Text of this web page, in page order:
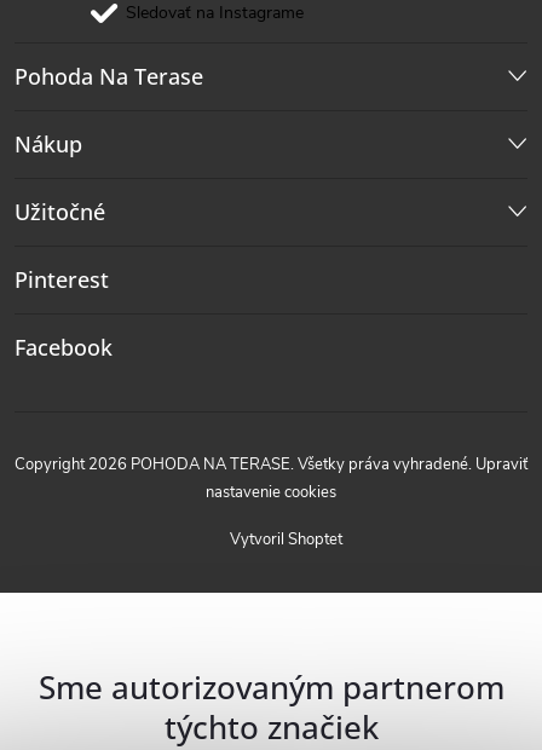
Sledovať na Instagrame
Pohoda Na Terase
Nákup
Užitočné
Pinterest
Facebook
Vytvoril Shoptet
Copyright 2026 POHODA NA TERASE. Všetky práva vyhradené. Upraviť
nastavenie cookies
Sme autorizovaným partnerom
týchto značiek